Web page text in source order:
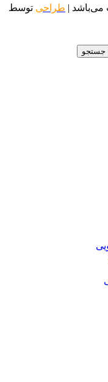
می‌باشد | طراحی توسط
جستجو